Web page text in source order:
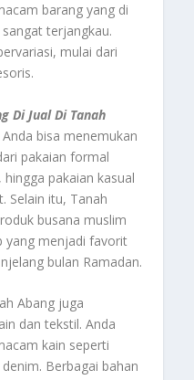
barang yang di
terjangkau.
mulai dari
Di Jual Di Tanah
bisa menemukan
pakaian formal
pakaian kasual
Selain itu, Tanah
busana muslim
yang menjadi favorit
bulan Ramadan.
Abang juga
dan tekstil. Anda
kain seperti
Berbagai bahan